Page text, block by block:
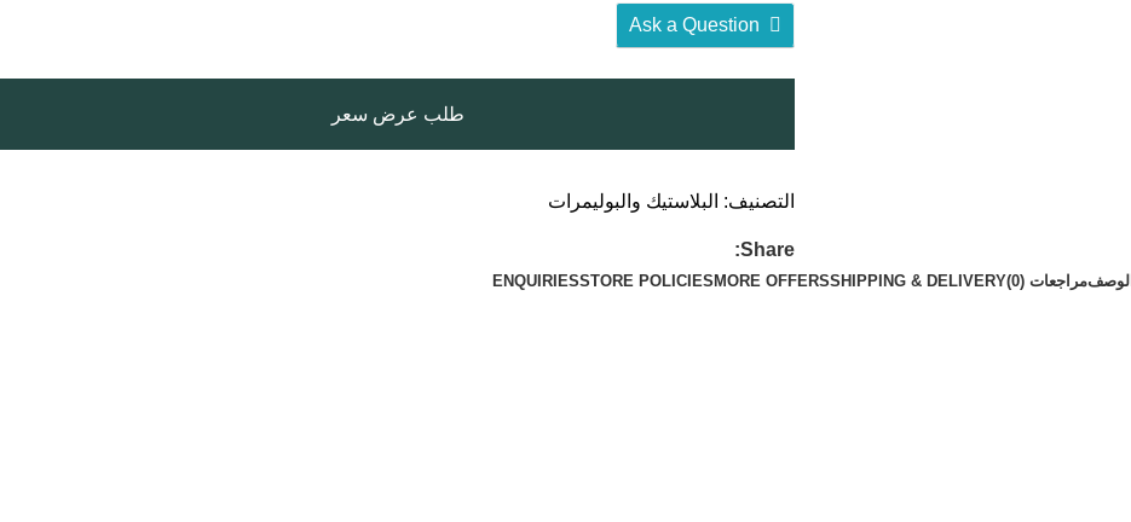
Ask a Question
طلب عرض سعر
التصنيف: البلاستيك والبوليمرات
Share:
الوصفمراجعات (0) SHIPPING & DELIVERY
MORE OFFERS
STORE POLICIES
ENQUIRIES